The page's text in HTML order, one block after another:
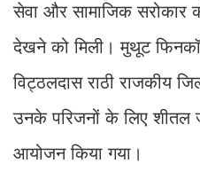
सेवा और सामाजिक सरोकार
देखने को मिली। मुथूट
विट्ठलदास राठी राजकीय
उनके परिजनों के लिए
आयोजन किया गया।